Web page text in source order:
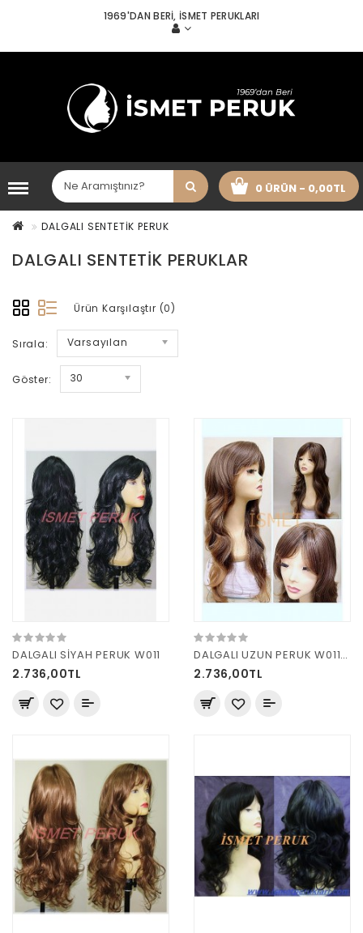
1969'DAN BERI, İSMET PERUKLARI
0 ÜRÜN - 0,00TL
DALGALI SENTETİK PERUK
DALGALI SENTETIK PERUKLAR
Ürün Karşılaştır (0)
Sırala: Varsayılan
Göster: 30
DALGALI SİYAH PERUK W011
2.736,00TL
DALGALI UZUN PERUK W011 R7 KUMRAL
2.736,00TL